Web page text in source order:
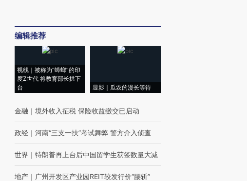
编辑推荐
视线｜被称为“蟑螂”的印
度Z世代 将教育部长拱下
台
显影｜瓜农的漫长等待
金融 ｜ 境外收入征税 保险收益缴交已启动
政经 ｜ 河南“三支一扶”考试舞弊 警方介入侦查
世界 ｜ 特朗普再上台后中国留学生获签数量大减
地产 ｜ 广州开发区产业园REIT较发行价“腰斩”